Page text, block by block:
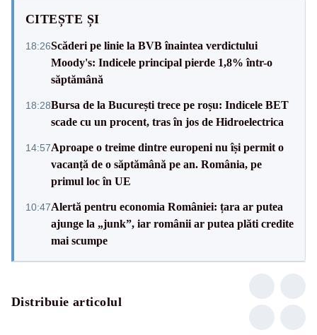
CITEȘTE ȘI
18:26Scăderi pe linie la BVB înaintea verdictului
Moody's: Indicele principal pierde 1,8% într-o
săptămână
18:28Bursa de la București trece pe roșu: Indicele BET
scade cu un procent, tras în jos de Hidroelectrica
14:57Aproape o treime dintre europeni nu își permit o
vacanță de o săptămână pe an. România, pe
primul loc în UE
10:47Alertă pentru economia României: țara ar putea
ajunge la „junk”, iar românii ar putea plăti credite
mai scumpe
Distribuie articolul